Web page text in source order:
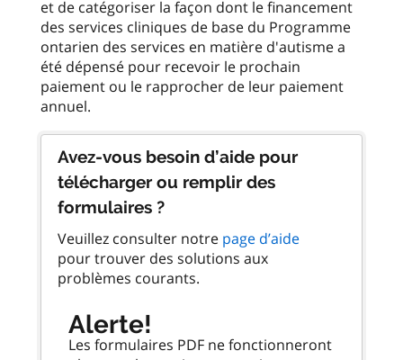
et de catégoriser la façon dont le financement
des services cliniques de base du Programme
ontarien des services en matière d'autisme a
été dépensé pour recevoir le prochain
paiement ou le rapprocher de leur paiement
Avez-vous besoin d’aide pour
télécharger ou remplir des
formulaires ?
Veuillez consulter notre page d’aide
pour trouver des solutions aux
problèmes courants.
Alerte!
Les formulaires PDF ne fonctionneront